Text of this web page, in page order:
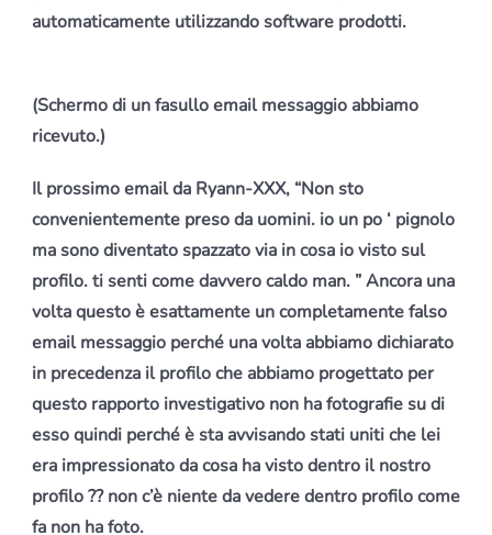
automaticamente utilizzando software prodotti.
(Schermo di un fasullo email messaggio abbiamo
ricevuto.)
Il prossimo email da Ryann-XXX, “Non sto
convenientemente preso da uomini. io un po ‘ pignolo
ma sono diventato spazzato via in cosa io visto sul
profilo. ti senti come davvero caldo man. ” Ancora una
volta questo è esattamente un completamente falso
email messaggio perché una volta abbiamo dichiarato
in precedenza il profilo che abbiamo progettato per
questo rapporto investigativo non ha fotografie su di
esso quindi perché è sta avvisando stati uniti che lei
era impressionato da cosa ha visto dentro il nostro
profilo ?? non c’è niente da vedere dentro profilo come
fa non ha foto.